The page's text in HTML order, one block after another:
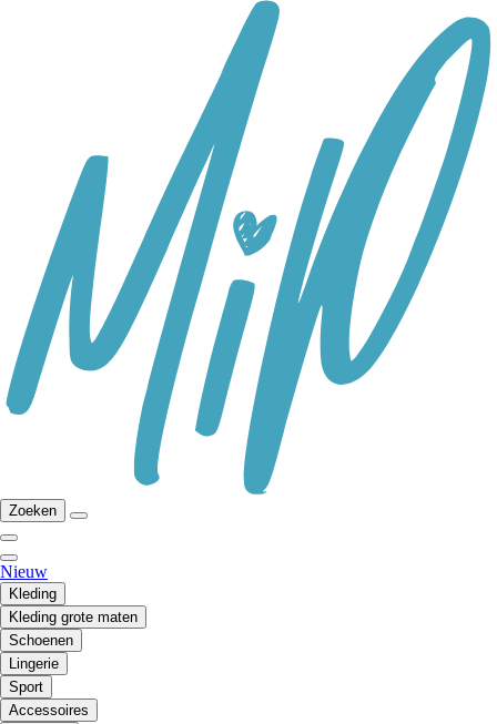
Zoeken
Nieuw
Kleding
Kleding grote maten
Schoenen
Lingerie
Sport
Accessoires